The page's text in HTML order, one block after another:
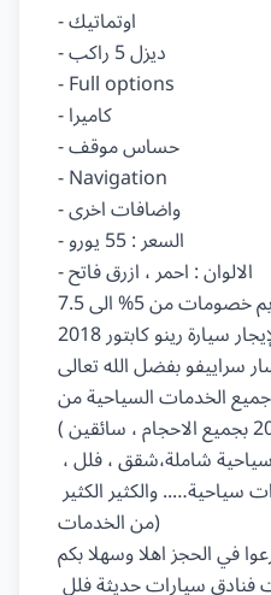
- اوتماتيك
- ديزل 5 راكب
- Full options
- كاميرا
- حساس موقف
- Navigation
- واضافات اخرى
- السعر : 55 يورو
- الالوان : احمر ، ازرق فاتح
امكانية تقديم خصومات من 5% الى 7.5%
للإيجار سيارة رينو كابتور 2018
سراييفو بفضل الله تعالى
الخدمات السياحية من
(سيارات حديثة موديلات 2018 بجميع الاحجام ، سائقين
حجوزات فنادق ،ارسال دعوات سياحية….. والكثير الكثير
من الخدمات)
في الحجز اهلا وسهلا بكم